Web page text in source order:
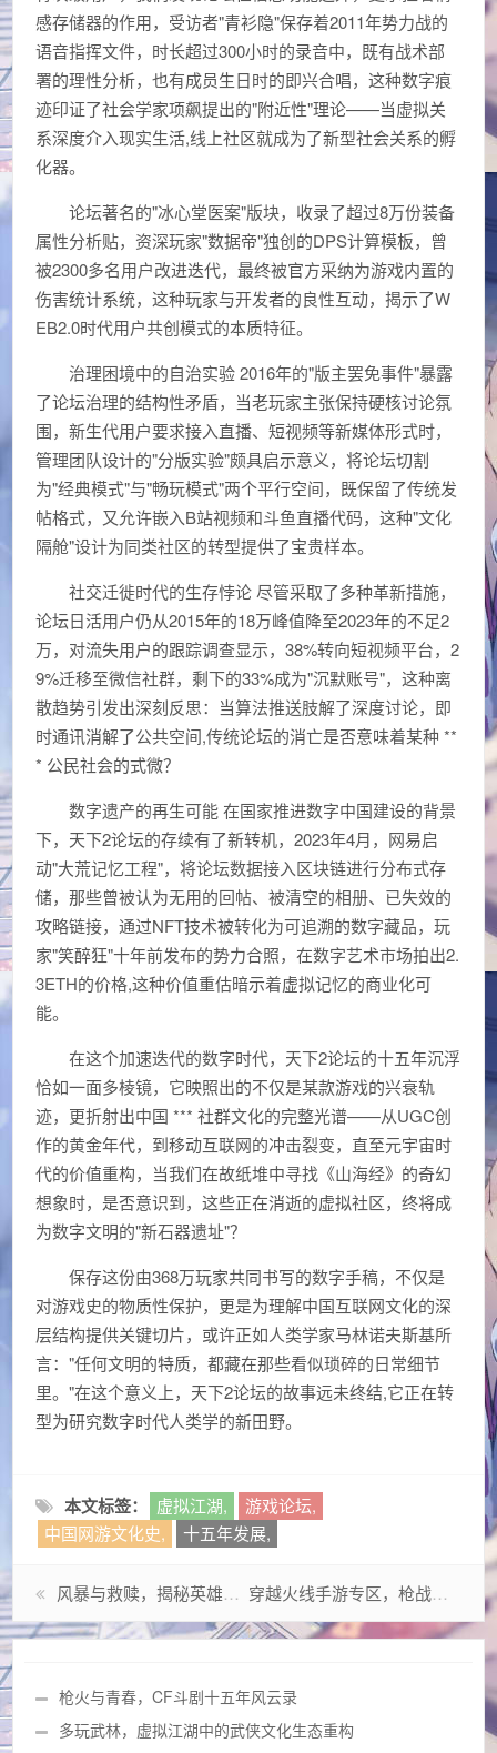
感存储器的作用，受访者"青衫隐"保存着2011年势力战的
语音指挥文件，时长超过300小时的录音中，既有战术部
署的理性分析，也有成员生日时的即兴合唱，这种数字痕
迹印证了社会学家项飙提出的"附近性"理论——当虚拟关
系深度介入现实生活,线上社区就成为了新型社会关系的孵
化器。
论坛著名的"冰心堂医案"版块，收录了超过8万份装备
属性分析贴，资深玩家"数据帝"独创的DPS计算模板，曾
被2300多名用户改进迭代，最终被官方采纳为游戏内置的
伤害统计系统，这种玩家与开发者的良性互动，揭示了W
EB2.0时代用户共创模式的本质特征。
治理困境中的自治实验 2016年的"版主罢免事件"暴露
了论坛治理的结构性矛盾，当老玩家主张保持硬核讨论氛
围，新生代用户要求接入直播、短视频等新媒体形式时，
管理团队设计的"分版实验"颇具启示意义，将论坛切割
为"经典模式"与"畅玩模式"两个平行空间，既保留了传统发
帖格式，又允许嵌入B站视频和斗鱼直播代码，这种"文化
隔舱"设计为同类社区的转型提供了宝贵样本。
社交迁徙时代的生存悖论 尽管采取了多种革新措施，
论坛日活用户仍从2015年的18万峰值降至2023年的不足2
万，对流失用户的跟踪调查显示，38%转向短视频平台，2
9%迁移至微信社群，剩下的33%成为"沉默账号"，这种离
散趋势引发出深刻反思：当算法推送肢解了深度讨论，即
时通讯消解了公共空间,传统论坛的消亡是否意味着某种 **
* 公民社会的式微？
数字遗产的再生可能 在国家推进数字中国建设的背景
下，天下2论坛的存续有了新转机，2023年4月，网易启
动"大荒记忆工程"，将论坛数据接入区块链进行分布式存
储，那些曾被认为无用的回帖、被清空的相册、已失效的
攻略链接，通过NFT技术被转化为可追溯的数字藏品，玩
家"笑醉狂"十年前发布的势力合照，在数字艺术市场拍出2.
3ETH的价格,这种价值重估暗示着虚拟记忆的商业化可
能。
在这个加速迭代的数字时代，天下2论坛的十五年沉浮
恰如一面多棱镜，它映照出的不仅是某款游戏的兴衰轨
迹，更折射出中国 *** 社群文化的完整光谱——从UGC创
作的黄金年代，到移动互联网的冲击裂变，直至元宇宙时
代的价值重构，当我们在故纸堆中寻找《山海经》的奇幻
想象时，是否意识到，这些正在消逝的虚拟社区，终将成
为数字文明的"新石器遗址"？
保存这份由368万玩家共同书写的数字手稿，不仅是
对游戏史的物质性保护，更是为理解中国互联网文化的深
层结构提供关键切片，或许正如人类学家马林诺夫斯基所
言："任何文明的特质，都藏在那些看似琐碎的日常细节
里。"在这个意义上，天下2论坛的故事远未终结,它正在转
型为研究数字时代人类学的新田野。
本文标签： 虚拟江湖,
游戏论坛,
中国网游文化史,
十五年发展,
风暴与救赎，揭秘英雄联盟中的暴风女神迦娜 穿越火线手游专区，枪战竞技的移动进化论
枪火与青春，CF斗剧十五年风云录
多玩武林，虚拟江湖中的武侠文化生态重构